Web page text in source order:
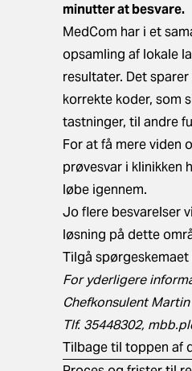
minutter at besvare.
MedCom har i et
opsamling af lokale
resultater. Det
korrekte koder, som
tastninger, til andre
For at få mere viden
prøvesvar i klinikken
løbe igennem.
Jo flere besvarelser
løsning på dette
Tilgå spørgeskemaet
For yderligere
Chefkonsulent
Tlf. 35448302,
Tilbage til toppen af